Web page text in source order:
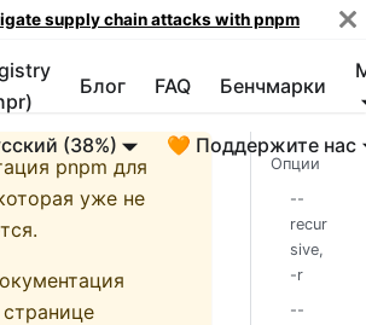
supply chain attacks with pnpm
Блог FAQ Бенчмарки
(38%)
🧡 Поддержите нас
pnpm для
уже не
Опции
--
recur
sive,
-r
--